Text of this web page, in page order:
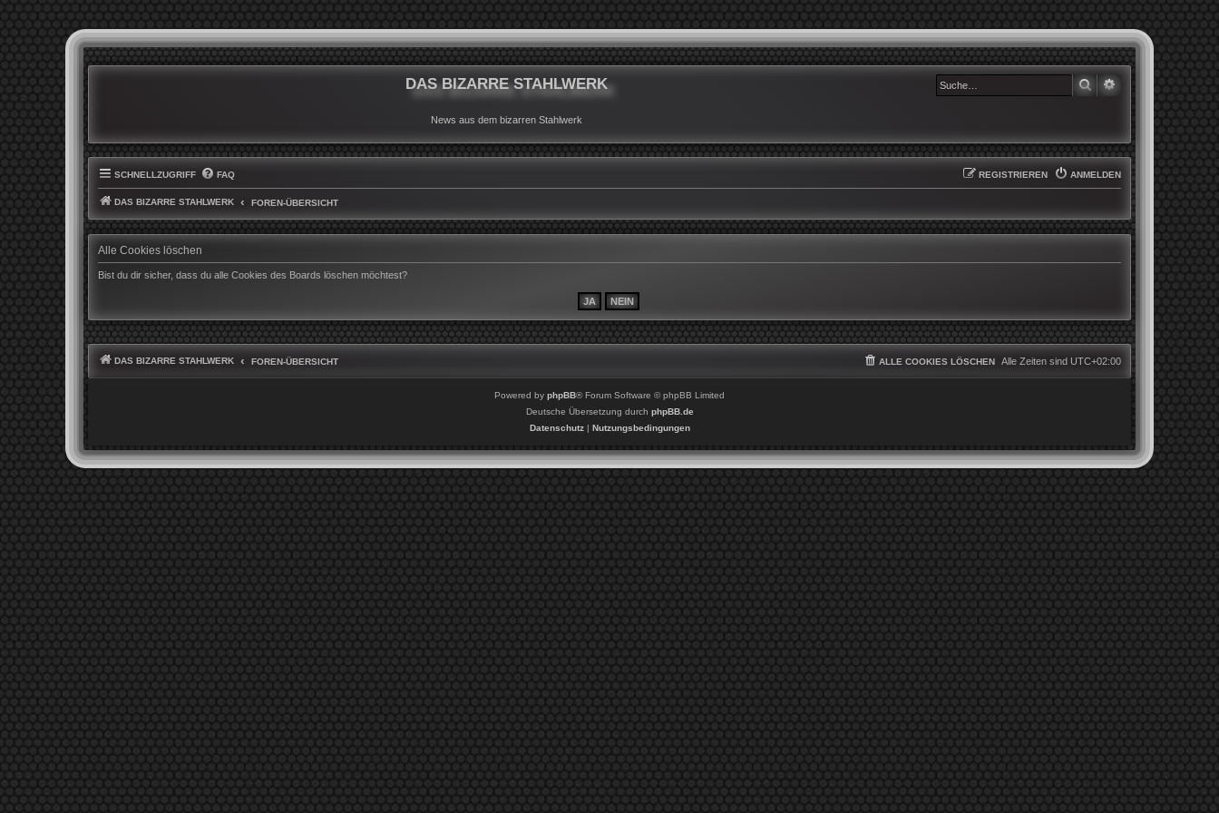
DAS BIZARRE STAHLWERK
News aus dem bizarren Stahlwerk
SUCHE
SCHNELLZUGRIFF FAQ ANMELDEN
REGISTRIEREN
DAS BIZARRE STAHLWERK FOREN-ÜBERSICHT
Alle Cookies löschen
Bist du dir sicher, dass du alle Cookies des Boards löschen möchtest?
DAS BIZARRE STAHLWERK FOREN-ÜBERSICHT Alle Zeiten sind UTC+02:00
ALLE COOKIES LÖSCHEN
Powered by phpBB® Forum Software © phpBB Limited
Deutsche Übersetzung durch phpBB.de
Datenschutz| Nutzungsbedingungen